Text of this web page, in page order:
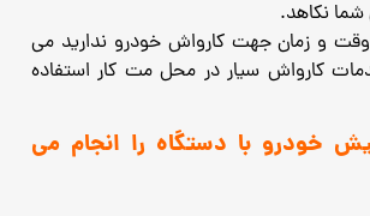
نکاهد.
وقت و زمان جهت کارواش خودرو ندارید می
کارواش سیار در محل مت کار استفاده
خودرو با دستگاه را انجام می